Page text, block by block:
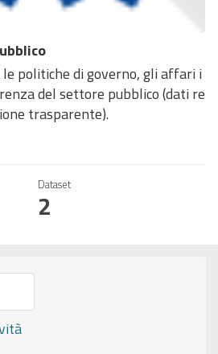
politiche di governo, gli affari i
del settore pubblico (dati re
trasparente).
Dataset
2